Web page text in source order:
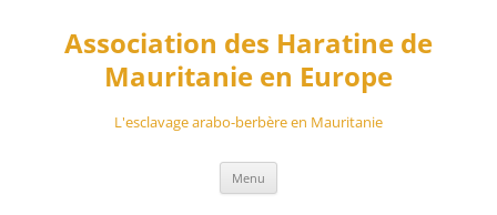
contenuAssociation des Haratine de
Mauritanie en Europe
L'esclavage arabo-berbère en Mauritanie
Menu